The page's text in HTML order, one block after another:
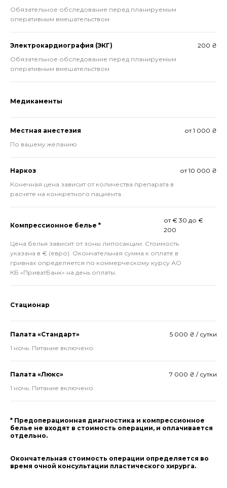
Обязательное обследование перед планируемым
оперативным вмешательством
Электрокардиография (ЭКГ)
200 ₴
Обязательное обследование перед планируемым
оперативным вмешательством
Медикаменты
Местная анестезия
от 1 000 ₴
По вашему желанию
Наркоз
от 10 000 ₴
Конечная цена зависит от количества препарата в
расчете на конкретного пациента
Компрессионное белье *
от € 30 до €
200
Цена белья зависит от зоны липосакции. Стоимость
указана в € (евро). Окончательная сумма к оплате в
гривнах определяется по коммерческому курсу АО
КБ «ПриватБанк» на день оплаты.
Стационар
Палата «Стандарт»
5 000 ₴ / сутки
1 ночь. Питание включено
Палата «Люкс»
7 000 ₴ / сутки
1 ночь. Питание включено
* Предоперационная диагностика и компрессионное
белье не входят в стоимость операции, и оплачивается
отдельно.
Окончательная стоимость операции определяется во
время очной консультации пластического хирурга.